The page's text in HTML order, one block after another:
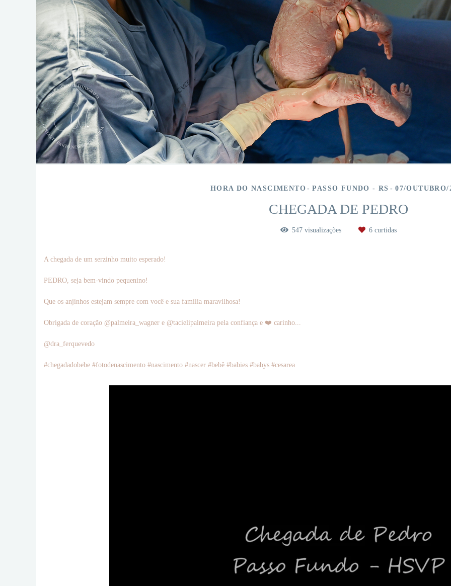
HORA DO NASCIMENTO PASSO FUNDO - RS 07/OUTUBRO/
CHEGADA DE PEDRO
547visualizações 6curtidas
A chegada de um serzinho muito esperado!
PEDRO, seja bem-vindo pequenino!
Que os anjinhos estejam sempre com você e sua família maravilhosa!
Obrigada de coração @palmeira_wagner e @tacielipalmeira pela confiança e ❤️ carinho...
@dra_ferquevedo
#chegadadobebe #fotodenascimento #nascimento #nascer #bebê #babies #babys #cesarea